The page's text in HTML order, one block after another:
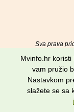
Sva prava
O nama•
Mvinfo.hr koristi
vam pružio
Nastavkom
slažete se sa